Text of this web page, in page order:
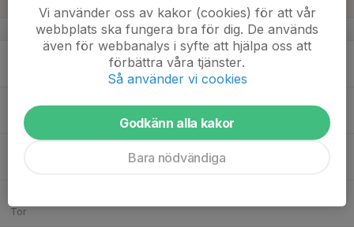
v.51
Tis
Tor
Vi använder oss av kakor (cookies) för att vår
webbplats ska fungera bra för dig. De används
även för webbanalys i syfte att hjälpa oss att
förbättra våra tjänster.
Så använder vi cookies
Godkänn alla kakor
Bara nödvändiga